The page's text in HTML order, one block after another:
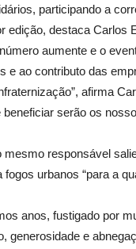
participando a
edição, destaca Carlos
aumente e o
e ao contributo das
afirma
serão os
responsável
urbanos “para a
anos, fustigado por
generosidade e